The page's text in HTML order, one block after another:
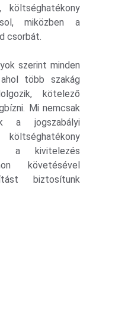
költséghatékony
miközben a
csorbát.
szerint minden
több szakág
kötelező
Mi nemcsak
a jogszabályi
a kivitelezés
követésével
biztosítunk